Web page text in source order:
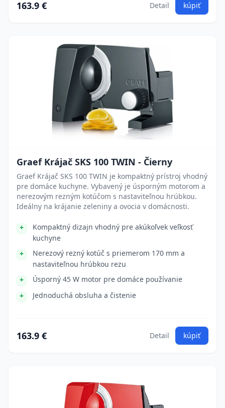
163.9 € Detail kúpiť
Graef Krájač SKS 100 TWIN - Čierny
Graef Krájač SKS 100 TWIN je kompaktný prístroj vhodný
pre domáce kuchyne. Vybavený je úsporným motorom a
nerezovým rezným kotúčom s nastaviteľnou hrúbkou.
Ideálny na krájanie zeleniny a ovocia v domácnosti.
Kompaktný dizajn vhodný pre akúkoľvek veľkosť
kuchyne
Nerezový rezný kotúč s priemerom 170 mm a
nastaviteľnou hrúbkou rezu
Úsporný 45 W motor pre domáce používanie
Jednoduchá obsluha a čistenie
163.9 € Detail kúpiť